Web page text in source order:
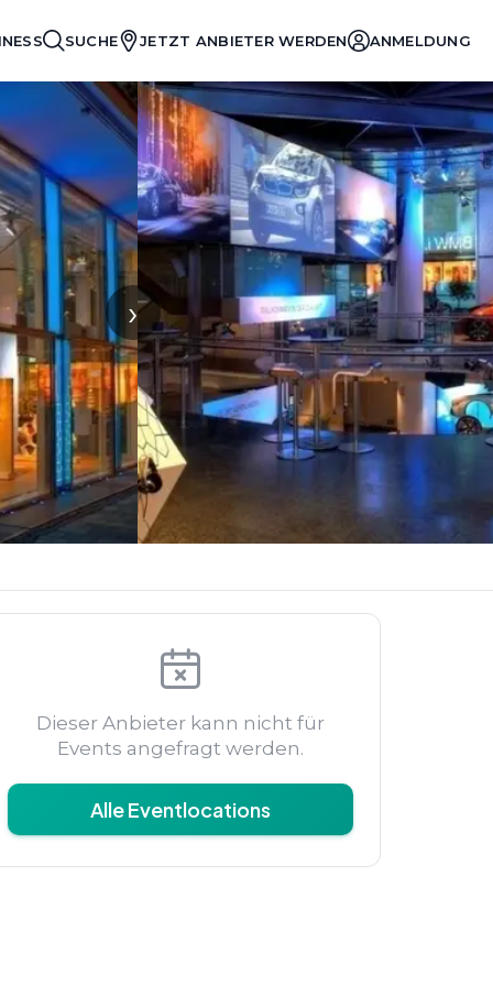
SUCHE JETZT ANBIETER WERDEN ANMELDUNG
›
Dieser Anbieter kann nicht für
Events angefragt werden.
Alle Eventlocations